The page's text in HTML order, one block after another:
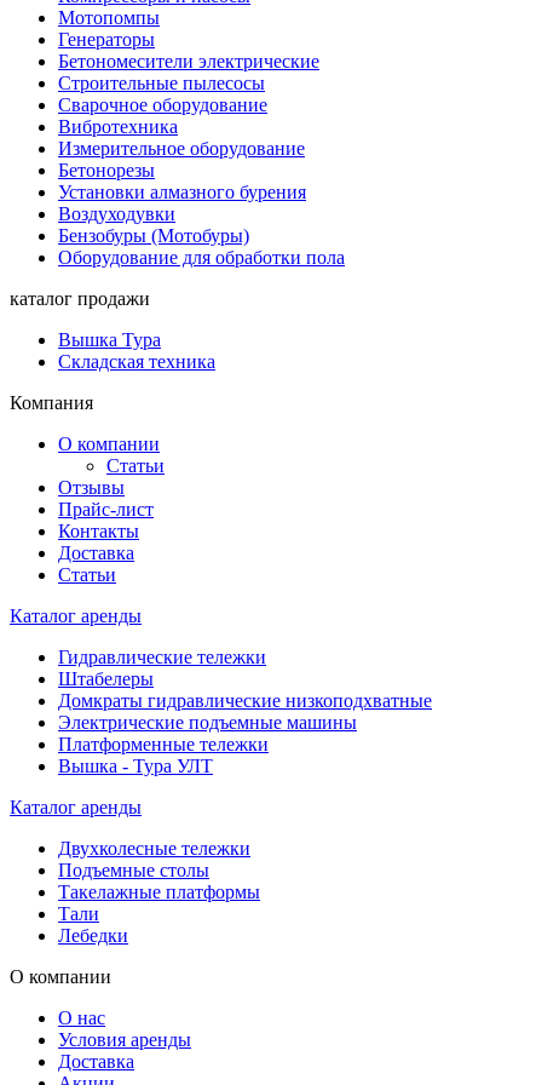
Мотопомпы
Генераторы
Бетономесители электрические
Строительные пылесосы
Сварочное оборудование
Вибротехника
Измерительное оборудование
Бетонорезы
Установки алмазного бурения
Воздуходувки
Бензобуры (Мотобуры)
Оборудование для обработки пола
каталог продажи
Вышка Тура
Складская техника
Компания
О компании
Статьи
Отзывы
Прайс-лист
Контакты
Доставка
Статьи
Каталог аренды
Гидравлические тележки
Штабелеры
Домкраты гидравлические низкоподхватные
Электрические подъемные машины
Платформенные тележки
Вышка - Тура УЛТ
Каталог аренды
Двухколесные тележки
Подъемные столы
Такелажные платформы
Тали
Лебедки
О компании
О нас
Условия аренды
Доставка